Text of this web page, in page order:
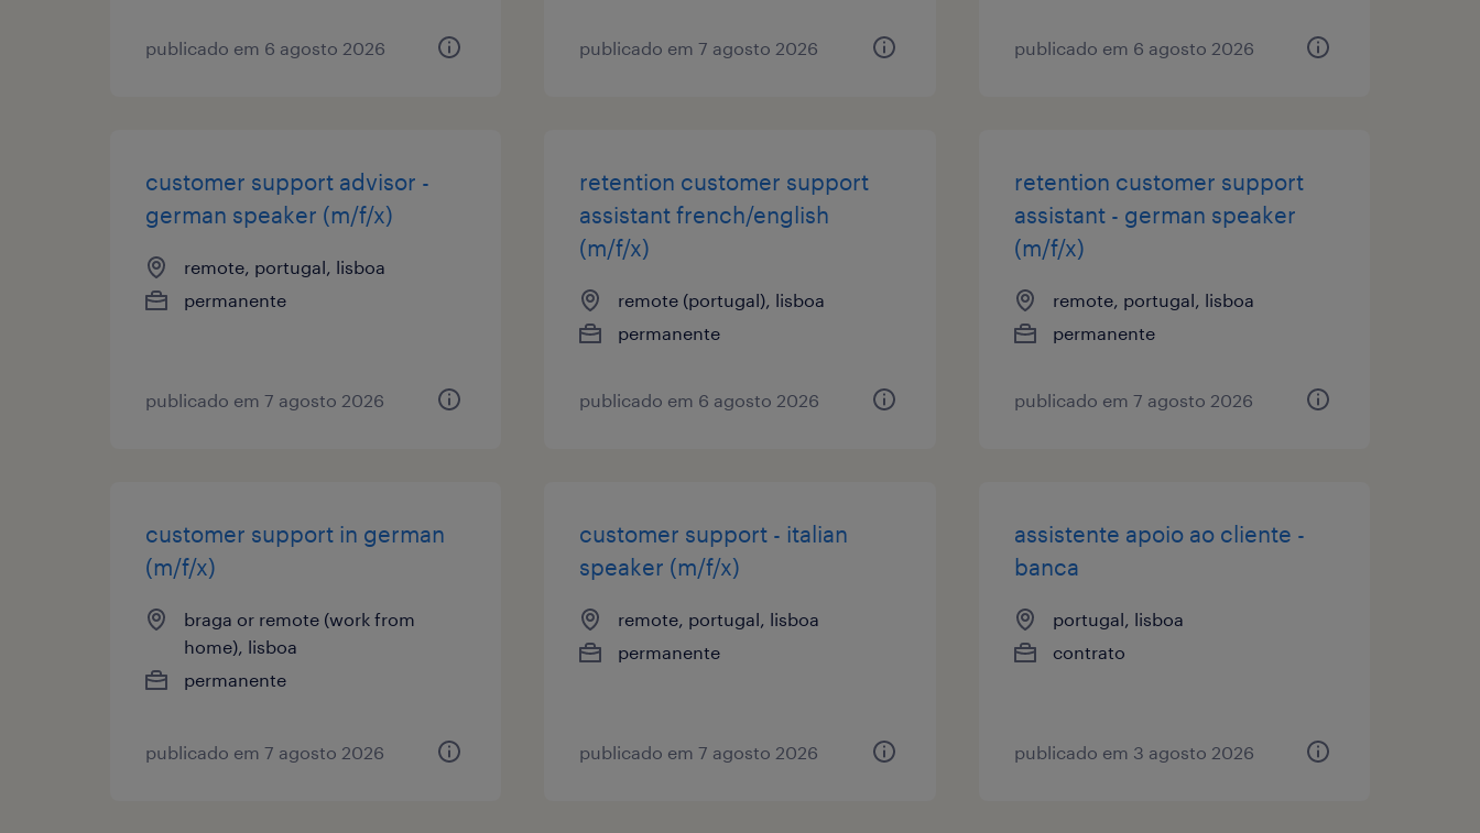
publicado em 6 agosto 2026 publicado em 7 agosto 2026 publicado em 6 agosto 2026
customer support advisor -
german speaker (m/f/x)
remote, portugal, lisboa
permanente
publicado em 7 agosto 2026
retention customer support
assistant french/english
(m/f/x)
remote (portugal), lisboa
permanente
publicado em 6 agosto 2026
retention customer support
assistant - german speaker
(m/f/x)
remote, portugal, lisboa
permanente
publicado em 7 agosto 2026
customer support in german
(m/f/x)
braga or remote (work from
home), lisboa
permanente
publicado em 7 agosto 2026
customer support - italian
speaker (m/f/x)
remote, portugal, lisboa
permanente
publicado em 7 agosto 2026
assistente apoio ao cliente -
banca
portugal, lisboa
contrato
publicado em 3 agosto 2026